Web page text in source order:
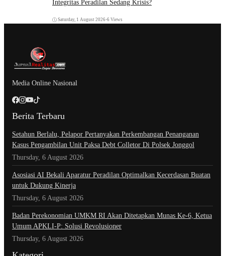
Integritas Peradilan Sedang Krisis?
Saturday, 1 August 2026•6 Views
Media Online Nasional
Berita Terbaru
Setahun Berlalu, Pelapor Pertanyakan Perkembangan Penanganan
Kasus Pengambilan Unit Paksa Debt Colletor Di Polsek Jonggol
Thursday, 6 August 2026
Asosiasi AI Bekali Aparatur Peradilan Optimalkan Kecerdasan Buatan
untuk Dukung Kinerja
Thursday, 6 August 2026
Badan Perekonomian UMKM RI Akan Ditetapkan Munas Ke-6, Ketua
Umum APKLI-P: Solusi Revolusioner
Thursday, 6 August 2026